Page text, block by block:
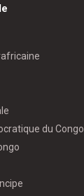
du Congo